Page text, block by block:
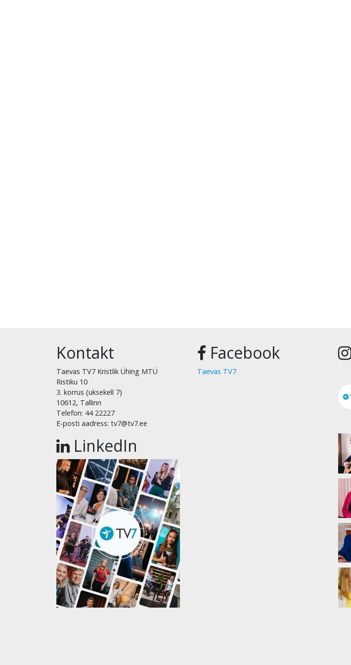
Kontakt
Taevas TV7 Kristlik Ühing MTÜ
Ristiku 10
3. korrus (uksekell 7)
10612, Tallinn
Telefon: 44 22227
E-posti aadress: tv7@tv7.ee
LinkedIn
Facebook
Taevas TV7